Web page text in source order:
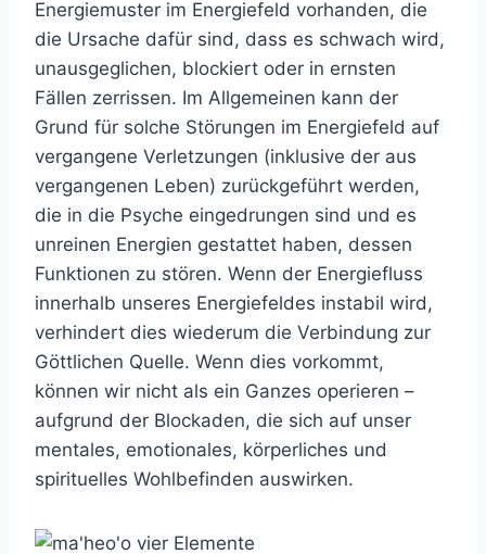
Energiemuster im Energiefeld vorhanden, die
die Ursache dafür sind, dass es schwach wird,
unausgeglichen, blockiert oder in ernsten
Fällen zerrissen. Im Allgemeinen kann der
Grund für solche Störungen im Energiefeld auf
vergangene Verletzungen (inklusive der aus
vergangenen Leben) zurückgeführt werden,
die in die Psyche eingedrungen sind und es
unreinen Energien gestattet haben, dessen
Funktionen zu stören. Wenn der Energiefluss
innerhalb unseres Energiefeldes instabil wird,
verhindert dies wiederum die Verbindung zur
Göttlichen Quelle. Wenn dies vorkommt,
können wir nicht als ein Ganzes operieren –
aufgrund der Blockaden, die sich auf unser
mentales, emotionales, körperliches und
spirituelles Wohlbefinden auswirken.